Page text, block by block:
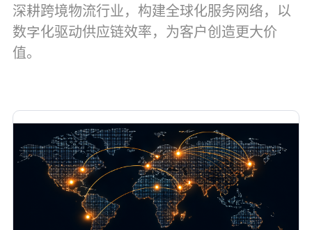
深耕跨境物流行业，构建全球化服务网络，以
数字化驱动供应链效率，为客户创造更大价
值。